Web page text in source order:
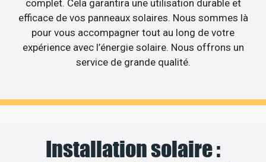
complet. Cela garantira une utilisation durable et
efficace de vos panneaux solaires. Nous sommes là
pour vous accompagner tout au long de votre
expérience avec l’énergie solaire. Nous offrons un
service de grande qualité.
Installation solaire :